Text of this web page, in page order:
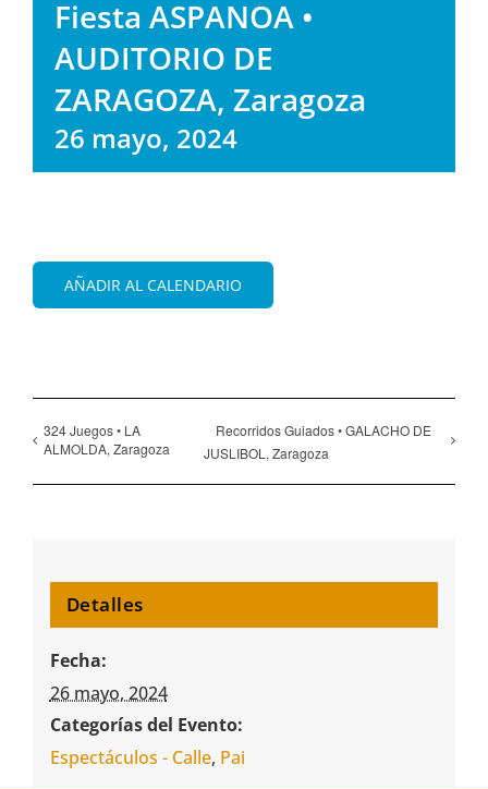
Fiesta ASPANOA •
AUDITORIO DE
ZARAGOZA, Zaragoza
26 mayo, 2024
AÑADIR AL CALENDARIO
324 Juegos • LA
ALMOLDA, Zaragoza
Recorridos Guiados • GALACHO DE
JUSLIBOL, Zaragoza
Detalles
Fecha:
26 mayo, 2024
Categorías del Evento:
Espectáculos - Calle, Pai